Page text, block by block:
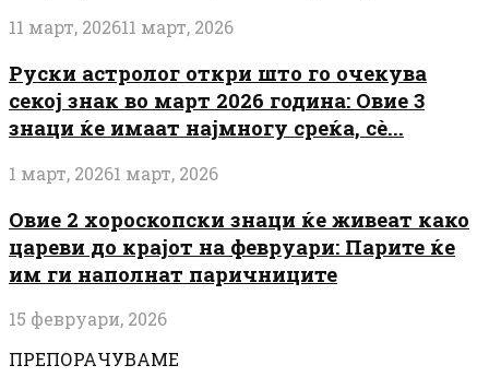
11 март, 202611 март, 2026
Руски астролог откри што го очекува
секој знак во март 2026 година: Овие 3
знаци ќе имаат најмногу среќа, сè...
1 март, 20261 март, 2026
Овие 2 хороскопски знаци ќе живеат како
цареви до крајот на февруари: Парите ќе
им ги наполнат паричниците
15 февруари, 2026
ПРЕПОРАЧУВАМЕ